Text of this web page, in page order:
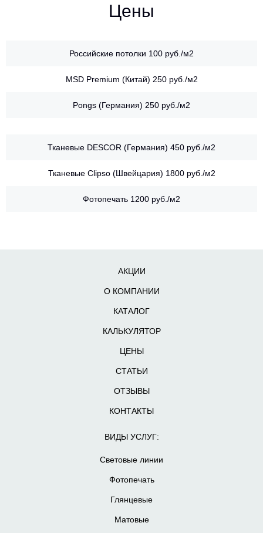
Цены
Российские потолки 100 руб./м2
MSD Premium (Китай) 250 руб./м2
Pongs (Германия) 250 руб./м2
Тканевые DESCOR (Германия) 450 руб./м2
Тканевые Clipso (Швейцария) 1800 руб./м2
Фотопечать 1200 руб./м2
АКЦИИ
О КОМПАНИИ
КАТАЛОГ
КАЛЬКУЛЯТОР
ЦЕНЫ
СТАТЬИ
ОТЗЫВЫ
КОНТАКТЫ
ВИДЫ УСЛУГ:
Световые линии
Фотопечать
Глянцевые
Матовые